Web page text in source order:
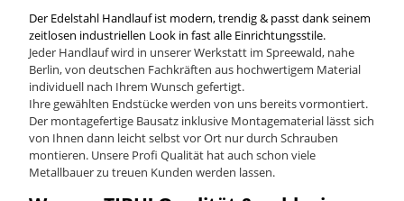
Der Edelstahl Handlauf ist modern, trendig & passt dank seinem
zeitlosen industriellen Look in fast alle Einrichtungsstile.
Jeder Handlauf wird in unserer Werkstatt im Spreewald, nahe
Berlin, von deutschen Fachkräften aus hochwertigem Material
individuell nach Ihrem Wunsch gefertigt.
Ihre gewählten Endstücke werden von uns bereits vormontiert.
Der montagefertige Bausatz inklusive Montagematerial lässt sich
von Ihnen dann leicht selbst vor Ort nur durch Schrauben
montieren. Unsere Profi Qualität hat auch schon viele
Metallbauer zu treuen Kunden werden lassen.